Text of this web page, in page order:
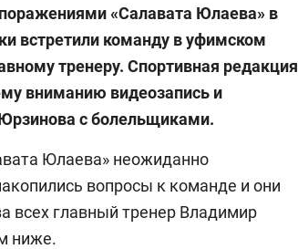
«Салавата Юлаева» в
встретили команду в уфимском
тренеру. Спортивная редакция
вниманию видеозапись и
с болельщиками.
Юлаева» неожиданно
вопросы к команде и они
всех главный тренер Владимир
ниже.